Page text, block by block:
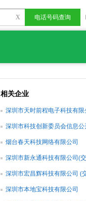
X 电话号码查询
相关企业
深圳市天时前程电子科技有限
深圳市科技创新委员会信息
烟台春天科技网络有限公司
深圳市新永通科技有限公司(
深圳市宏昌辉科技有限公司 (
深圳市本地宝科技有限公司